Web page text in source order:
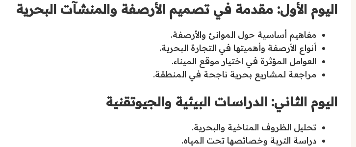
اليوم الأول: مقدمة في تصميم الأرصفة والمنشآت البحرية
مفاهيم أساسية حول الموانئ والأرصفة.
أنواع الأرصفة وأهميتها في التجارة البحرية.
العوامل المؤثرة في اختيار موقع الميناء.
مراجعة لمشاريع بحرية ناجحة في المنطقة.
اليوم الثاني: الدراسات البيئية والجيوتقنية
تحليل الظروف المناخية والبحرية.
دراسة التربة وخصائصها تحت المياه.